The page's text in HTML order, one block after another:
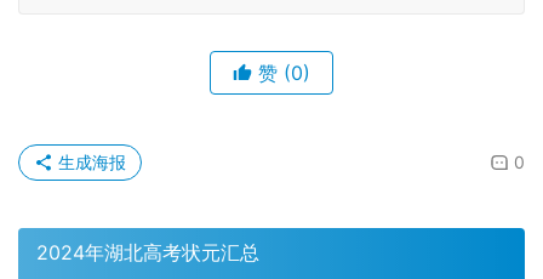
赞 (0)
0
生成海报
2024年湖北高考状元汇总